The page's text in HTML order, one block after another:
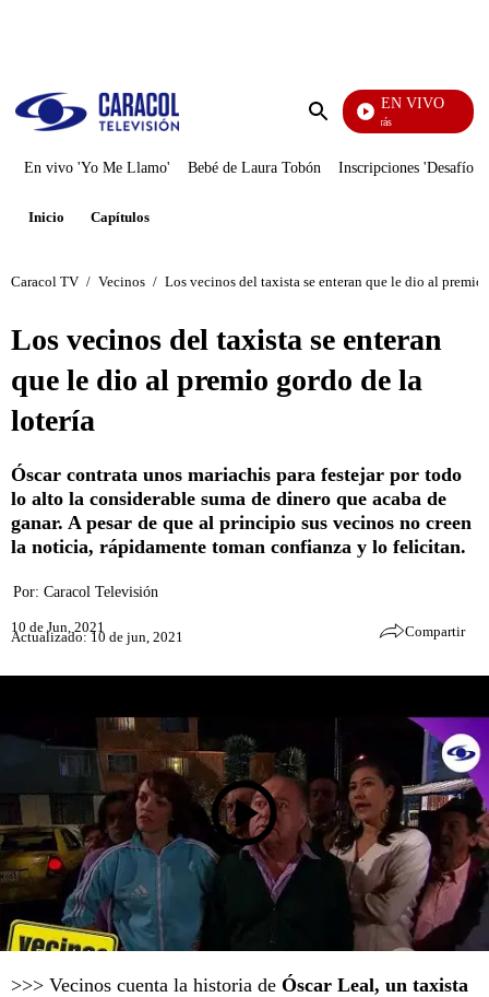
Enviar
EN VIVO
También Caerás
En vivo 'Yo Me Llamo' Bebé de Laura Tobón Inscripciones 'Desafío'
Inicio Capítulos
Caracol TV / Vecinos / Los vecinos del taxista se enteran que le dio al
Los vecinos del taxista se enteran
que le dio al premio gordo de la
lotería
Óscar contrata unos mariachis para festejar por todo
lo alto la considerable suma de dinero que acaba de
ganar. A pesar de que al principio sus vecinos no creen
la noticia, rápidamente toman confianza y lo felicitan.
Por: Caracol Televisión
10 de Jun, 2021
Actualizado: 10 de jun, 2021 Compartir
>>> Vecinos cuenta la historia de Óscar Leal, un taxista